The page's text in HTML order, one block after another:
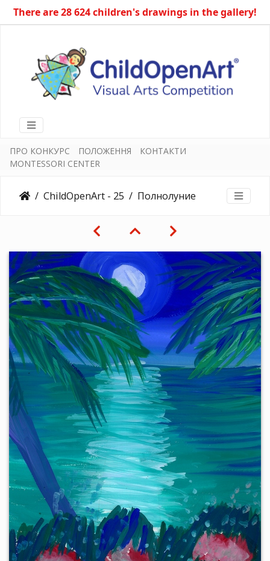
There are 28 624 children's drawings in the gallery!
ПРО КОНКУРС ПОЛОЖЕННЯ
КОНТАКТИ
MONTESSORI CENTER
ChildOpenArt - 25 Полнолуние